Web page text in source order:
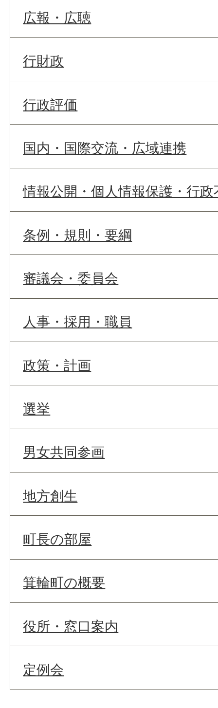
広報・広聴
行財政
行政評価
国内・国際交流・広域連携
情報公開・個人情報保護・行政
条例・規則・要綱
審議会・委員会
人事・採用・職員
政策・計画
選挙
男女共同参画
地方創生
町長の部屋
箕輪町の概要
役所・窓口案内
定例会